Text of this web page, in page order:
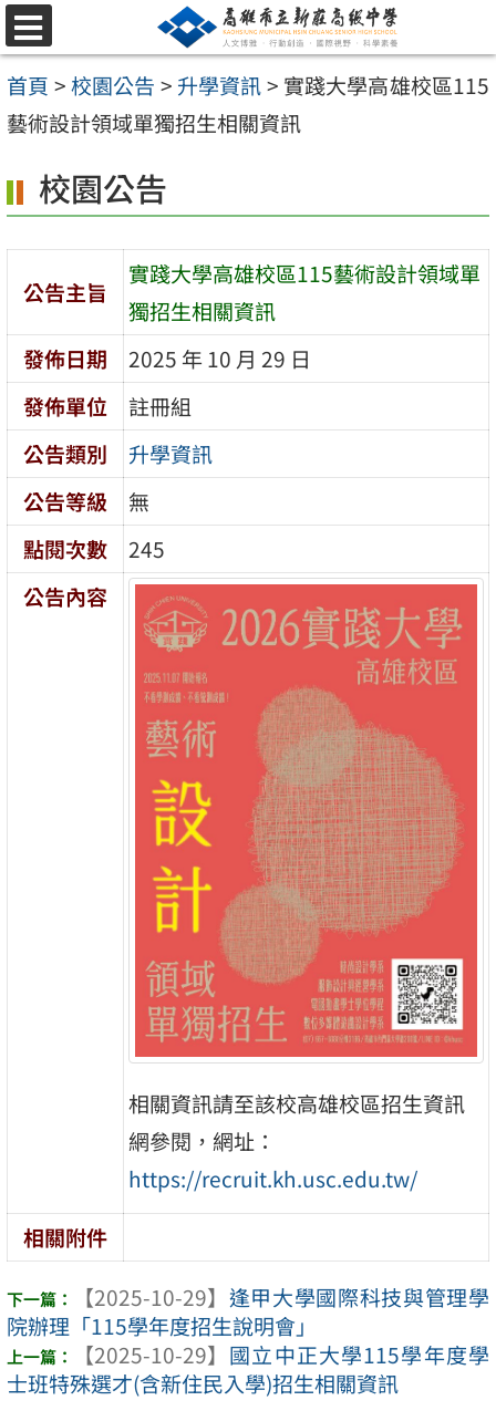
跳
至
主
要
容
區
選
單
首頁 >校園公告 > 升學資訊> 實踐大學高雄校區115
藝術設計領域單獨招生相關資訊
校園公告
公告主旨
實踐大學高雄校區115藝術設計領域單
獨招生相關資訊
發佈日期
2025 年 10 月 29 日
發佈單位
註冊組
公告類別
升學資訊
公告等級
無
點閱次數
245
公告內容
相關資訊請至該校高雄校區招生資訊
網參閱，網址：
https://recruit.kh.usc.edu.tw/
相關附件
【2025-10-29】 逢甲大學國際科技與管理學
院辦理「115學年度招生說明會」
【2025-10-29】 國立中正大學115學年度學
士班特殊選才(含新住民入學)招生相關資訊